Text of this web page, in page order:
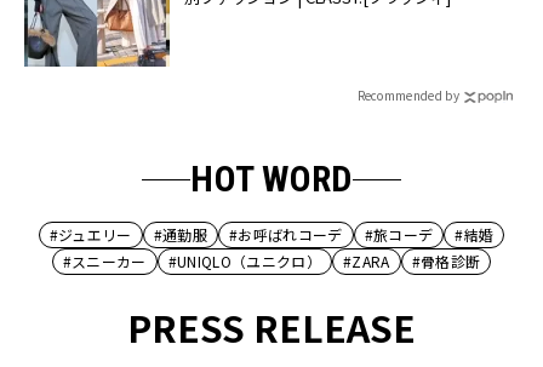
Recommended by
HOT WORD
#ジュエリー #通勤服 #お呼ばれコーデ #旅コーデ
#結婚
#スニーカー
#UNIQLO（ユニクロ） #ZARA #骨格診断
PRESS RELEASE